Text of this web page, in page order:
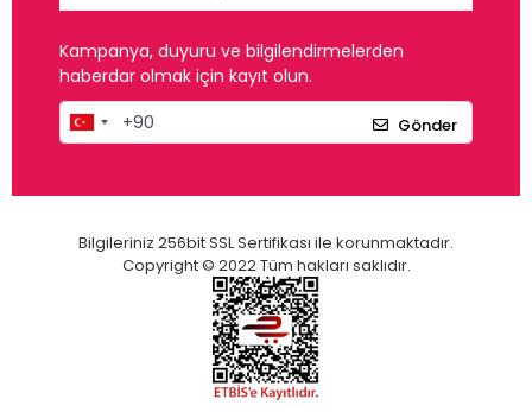
Kampanya, duyuru ve bilgilendirmelerden
haberdar olmak için kayıt olun.
Gönder
Bilgileriniz 256bit SSL Sertifikası ile korunmaktadır.
Copyright © 2022 Tüm hakları saklıdır.